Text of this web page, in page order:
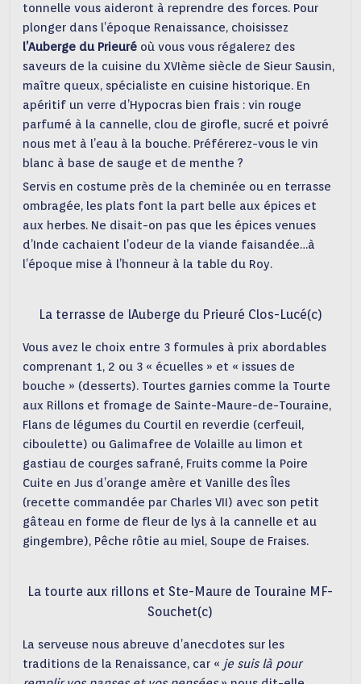
tonnelle vous aideront à reprendre des forces. Pour
plonger dans l’époque Renaissance, choisissez
l’Auberge du Prieuré où vous vous régalerez des
saveurs de la cuisine du XVIème siècle de Sieur Sausin,
maître queux, spécialiste en cuisine historique. En
apéritif un verre d’Hypocras bien frais : vin rouge
parfumé à la cannelle, clou de girofle, sucré et poivré
nous met à l’eau à la bouche. Préférerez-vous le vin
blanc à base de sauge et de menthe ?
Servis en costume près de la cheminée ou en terrasse
ombragée, les plats font la part belle aux épices et
aux herbes. Ne disait-on pas que les épices venues
d’Inde cachaient l’odeur de la viande faisandée…à
l’époque mise à l’honneur à la table du Roy.
La terrasse de lAuberge du Prieuré Clos-Lucé(c)
Vous avez le choix entre 3 formules à prix abordables
comprenant 1, 2 ou 3 « écuelles » et « issues de
bouche » (desserts). Tourtes garnies comme la Tourte
aux Rillons et fromage de Sainte-Maure-de-Touraine,
Flans de légumes du Courtil en reverdie (cerfeuil,
ciboulette) ou Galimafree de Volaille au limon et
gastiau de courges safrané, Fruits comme la Poire
Cuite en Jus d’orange amère et Vanille des Îles
(recette commandée par Charles VII) avec son petit
gâteau en forme de fleur de lys à la cannelle et au
gingembre), Pêche rôtie au miel, Soupe de Fraises.
La tourte aux rillons et Ste-Maure de Touraine MF-
Souchet(c)
La serveuse nous abreuve d’anecdotes sur les
traditions de la Renaissance, car « je suis là pour